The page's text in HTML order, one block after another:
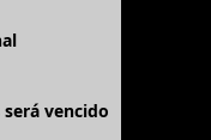
vencido